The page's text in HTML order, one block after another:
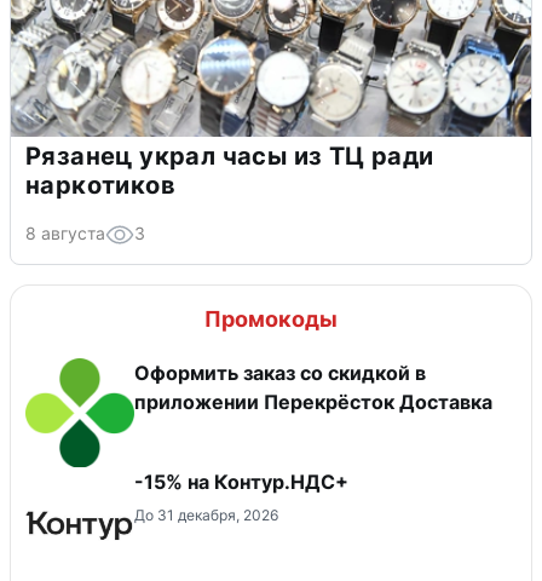
Рязанец украл часы из ТЦ ради
наркотиков
8 августа 3
Промокоды
Оформить заказ со скидкой в
приложении Перекрёсток Доставка
-15% на Контур.НДС+
До 31 декабря, 2026